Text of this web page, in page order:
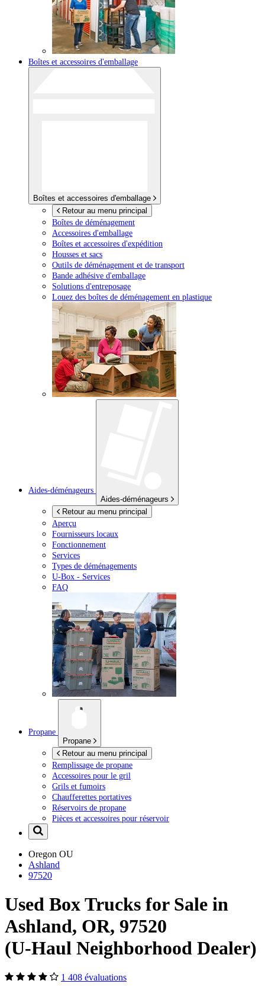
Boîtes et accessoires d'emballage
Boîtes et accessoires d'emballage
Retour au menu principal
Boîtes de déménagement
Accessoires d'emballage
Boîtes et accessoires d'expédition
Housses et sacs
Outils de déménagement et de transport
Bande adhésive d'emballage
Solutions d'entreposage
Louez des boîtes de déménagement en plastique
Aides-déménageurs
Aides-déménageurs
Retour au menu principal
Aperçu
Fournisseurs locaux
Fonctionnement
Services
Types de déménagements
U-Box - Services
FAQ
Propane
Propane
Retour au menu principal
Remplissage de propane
Accessoires pour le gril
Grils et fumoirs
Chaufferettes portatives
Réservoirs de propane
Pièces et accessoires pour réservoir
Oregon OU
Ashland
97520
Used Box Trucks for Sale in
Ashland, OR, 97520
(U-Haul Neighborhood Dealer)
1 408 évaluations